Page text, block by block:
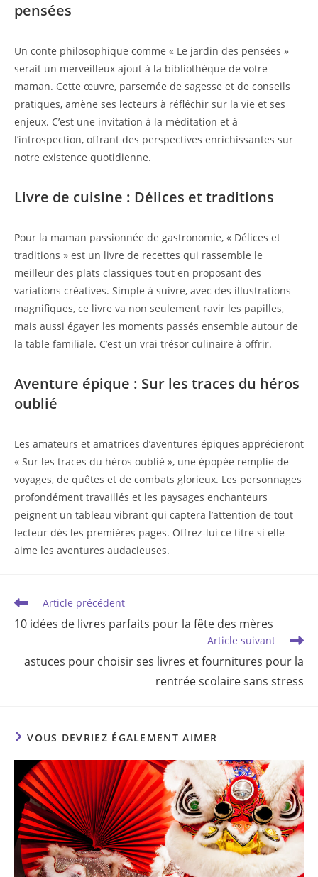
pensées
Un conte philosophique comme « Le jardin des pensées »
serait un merveilleux ajout à la bibliothèque de votre
maman. Cette œuvre, parsemée de sagesse et de conseils
pratiques, amène ses lecteurs à réfléchir sur la vie et ses
enjeux. C’est une invitation à la méditation et à
l’introspection, offrant des perspectives enrichissantes sur
notre existence quotidienne.
Livre de cuisine : Délices et traditions
Pour la maman passionnée de gastronomie, « Délices et
traditions » est un livre de recettes qui rassemble le
meilleur des plats classiques tout en proposant des
variations créatives. Simple à suivre, avec des illustrations
magnifiques, ce livre va non seulement ravir les papilles,
mais aussi égayer les moments passés ensemble autour de
la table familiale. C’est un vrai trésor culinaire à offrir.
Aventure épique : Sur les traces du héros
oublié
Les amateurs et amatrices d’aventures épiques apprécieront
« Sur les traces du héros oublié », une épopée remplie de
voyages, de quêtes et de combats glorieux. Les personnages
profondément travaillés et les paysages enchanteurs
peignent un tableau vibrant qui captera l’attention de tout
lecteur dès les premières pages. Offrez-lui ce titre si elle
aime les aventures audacieuses.
Read
articles
Article précédent
10 idées de livres parfaits pour la fête des mères
Article suivant
astuces pour choisir ses livres et fournitures pour la
rentrée scolaire sans stress
VOUS DEVRIEZ ÉGALEMENT AIMER